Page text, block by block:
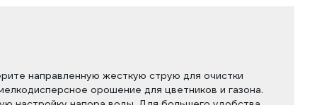
направленную жесткую струю для очистки
орошение для цветников и газона.